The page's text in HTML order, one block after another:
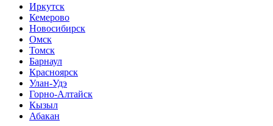
Иркутск
Кемерово
Новосибирск
Омск
Томск
Барнаул
Красноярск
Улан-Удэ
Горно-Алтайск
Кызыл
Абакан